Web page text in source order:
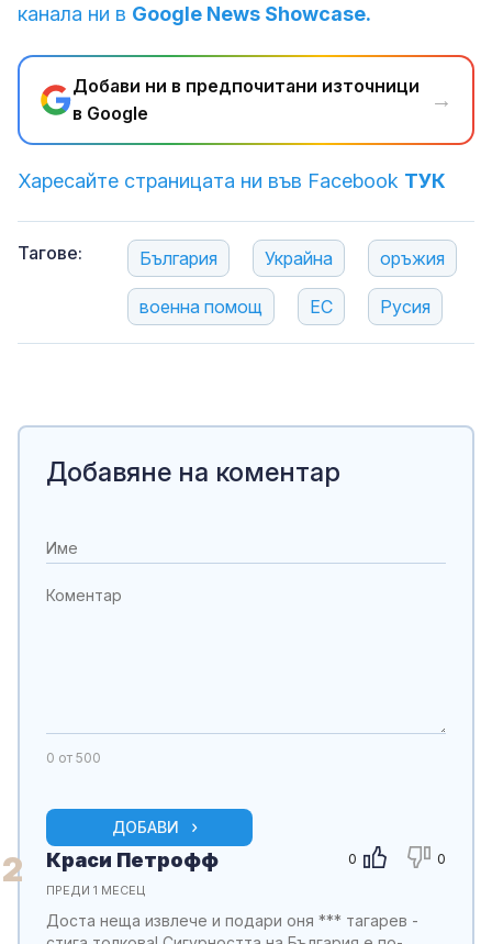
канала ни в Google News Showcase.
Добави ни в предпочитани източници
в Google
→
Харесайте страницата ни във Facebook ТУК
Тагове: България Украйна оръжия
военна помощ ЕС Русия
Добавяне на коментар
0 от 500
ДОБАВИ
2 0 0
Краси Петрофф
ПРЕДИ 1 МЕСЕЦ
Доста неща извлече и подари оня *** тагарев -